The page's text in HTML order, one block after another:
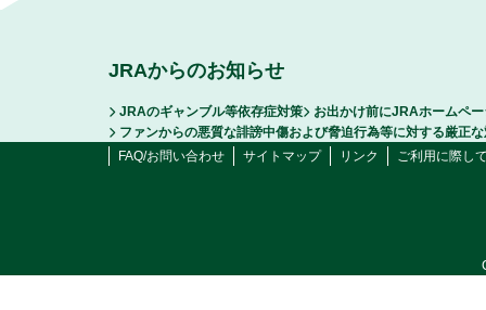
JRAからのお知らせ
JRAのギャンブル等依存症対策
お出かけ前にJRAホームペ
ファンからの悪質な誹謗中傷および脅迫行為等に対する厳正
FAQ/お問い合わせ
サイトマップ リンク ご利用に際し